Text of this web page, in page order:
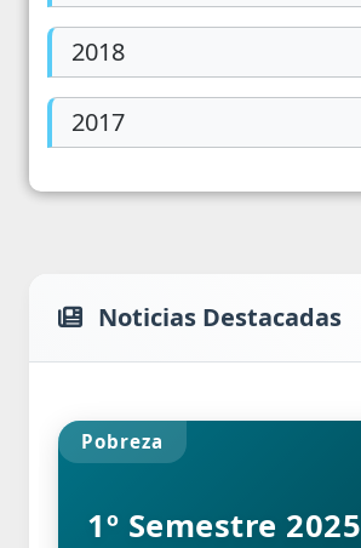
2018
2017
Noticias Destacadas
Pobreza
1º Semestre 2025